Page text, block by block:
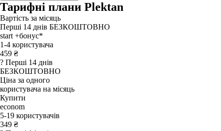
Тарифні плани Plektan
Вартість за місяць
Перші 14 днів БЕЗКОШТОВНО
start +бонус*
1-4 користувача
459 ₴
? Перші 14 днів
БЕЗКОШТОВНО
Ціна за одного
користувача на місяць
Купити
econom
5-19 користувачів
349 ₴